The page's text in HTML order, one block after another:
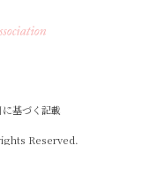
基づく記載
Reserved.